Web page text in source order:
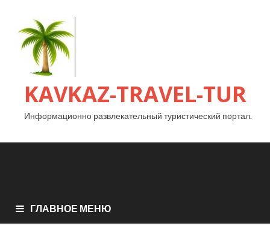
KAVKAZ-TRAVEL-TUR
Информационно развлекательный туристический портал.
ГЛАВНОЕ МЕНЮ